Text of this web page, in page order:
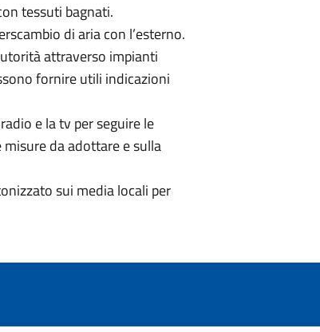
tessuti bagnati.
di aria con l’esterno.
attraverso impianti
fornire utili indicazioni
e la tv per seguire le
da adottare e sulla
sui media locali per